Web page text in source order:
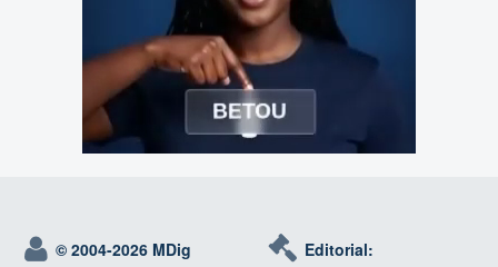
© 2004-2026 MDig
Editorial: